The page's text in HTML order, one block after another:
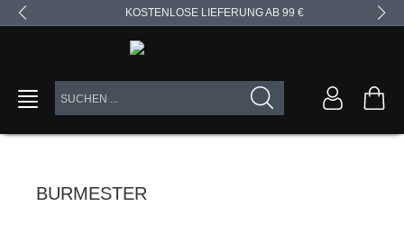
springen KOSTENLOSE LIEFERUNG AB 99 €
BURMESTER